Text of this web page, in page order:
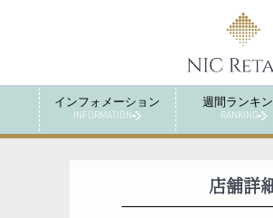
インフォメーション
INFORMATION
週間ランキ
RANKING
店舗詳